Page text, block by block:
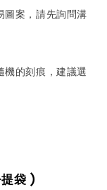
圖案，請先詢問溝
機的刻痕，建議選
袋 )